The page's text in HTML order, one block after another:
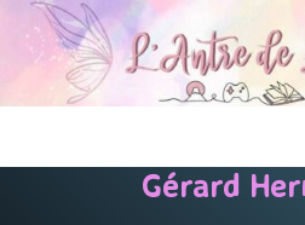
Gérard